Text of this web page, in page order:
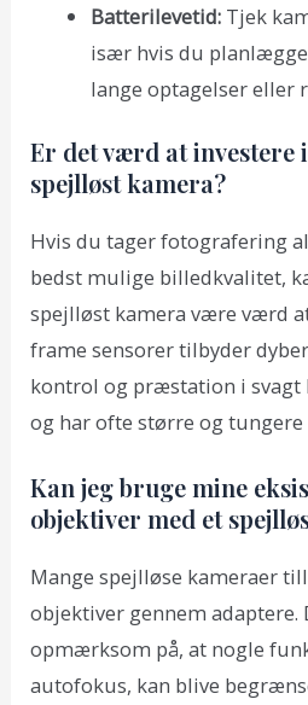
Batterilevetid:Tjek
især hvis du
lange optagelser eller
Er det værd at
spejlløst kamera?
Hvis du tager fotografering
bedst mulige billedkvalitet,
spejlløst kamera være værd
frame sensorer tilbyder
kontrol og præstation i svagt
og har ofte større og tungere
Kan jeg bruge mine
objektiver med et
Mange spejlløse kameraer
objektiver gennem adaptere.
opmærksom på, at nogle
autofokus, kan blive